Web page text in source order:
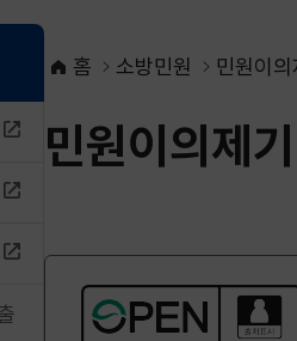
홈 소방민원 민원이의
민원이의제기
로 공유하기
오톡으로 공유하기
URL복사하기
인쇄하기